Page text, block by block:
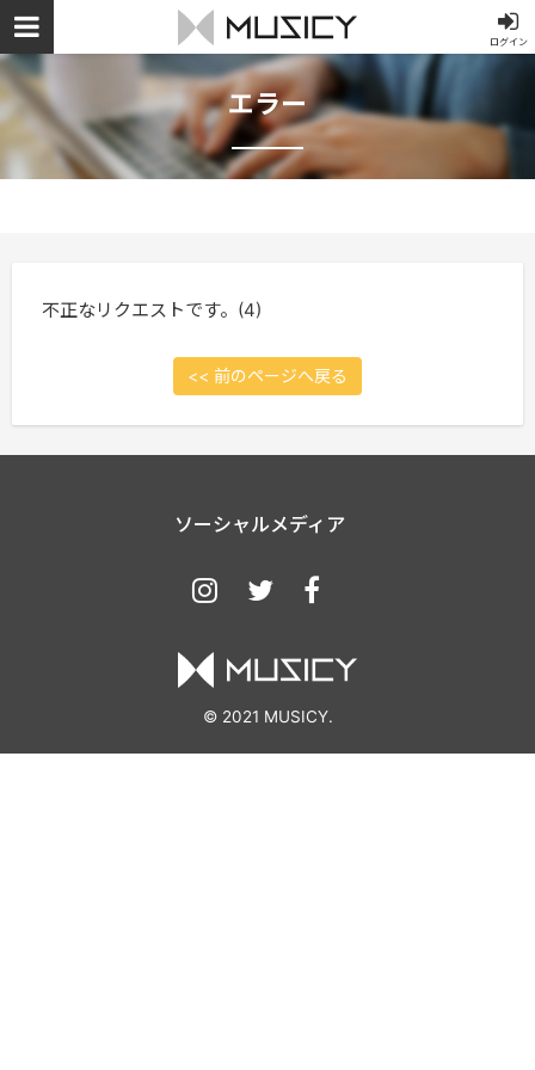
ログイン
エラー
不正なリクエストです。(4)
<< 前のページへ戻る
ソーシャルメディア
© 2021 MUSICY.